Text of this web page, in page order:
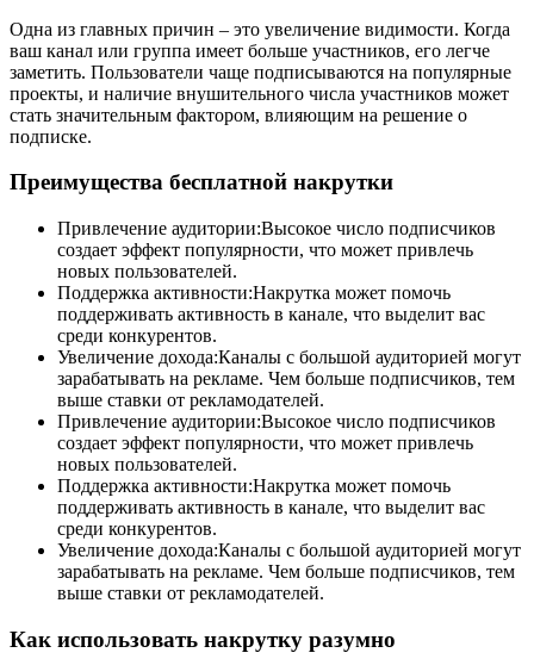
Одна из главных причин – это увеличение видимости. Когда
ваш канал или группа имеет больше участников, его легче
заметить. Пользователи чаще подписываются на популярные
проекты, и наличие внушительного числа участников может
стать значительным фактором, влияющим на решение о
подписке.
Преимущества бесплатной накрутки
Привлечение аудитории:Высокое число подписчиков
создает эффект популярности, что может привлечь
новых пользователей.
Поддержка активности:Накрутка может помочь
поддерживать активность в канале, что выделит вас
среди конкурентов.
Увеличение дохода:Каналы с большой аудиторией могут
зарабатывать на рекламе. Чем больше подписчиков, тем
выше ставки от рекламодателей.
Привлечение аудитории:Высокое число подписчиков
создает эффект популярности, что может привлечь
новых пользователей.
Поддержка активности:Накрутка может помочь
поддерживать активность в канале, что выделит вас
среди конкурентов.
Увеличение дохода:Каналы с большой аудиторией могут
зарабатывать на рекламе. Чем больше подписчиков, тем
выше ставки от рекламодателей.
Как использовать накрутку разумно